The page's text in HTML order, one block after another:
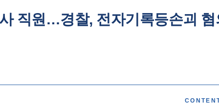
직원…경찰, 전자기록등손괴 혐